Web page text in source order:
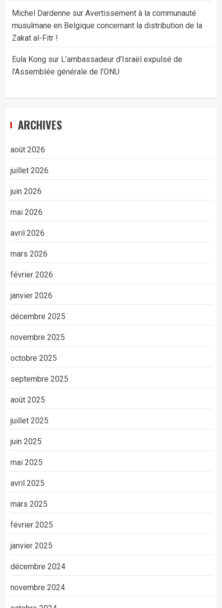
Michel Dardenne sur Avertissement à la communauté
musulmane en Belgique concernant la distribution de la
Zakat al-Fitr !
Eula Kong sur L’ambassadeur d’Israël expulsé de
l’Assemblée générale de l’ONU
ARCHIVES
août 2026
juillet 2026
juin 2026
mai 2026
avril 2026
mars 2026
février 2026
janvier 2026
décembre 2025
novembre 2025
octobre 2025
septembre 2025
août 2025
juillet 2025
juin 2025
mai 2025
avril 2025
mars 2025
février 2025
janvier 2025
décembre 2024
novembre 2024